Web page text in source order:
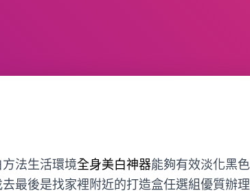
法生活環境全身美白神器能夠有效淡化黑
去最後是找家裡附近的打造盒任選組優質辦